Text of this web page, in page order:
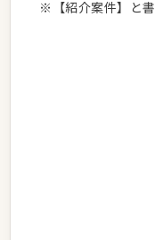
※【紹介案件】と書